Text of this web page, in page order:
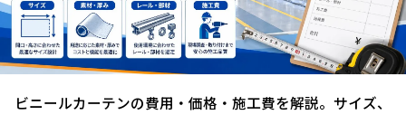
ビニールカーテンの費用・価格・施工費を解説。サイズ、